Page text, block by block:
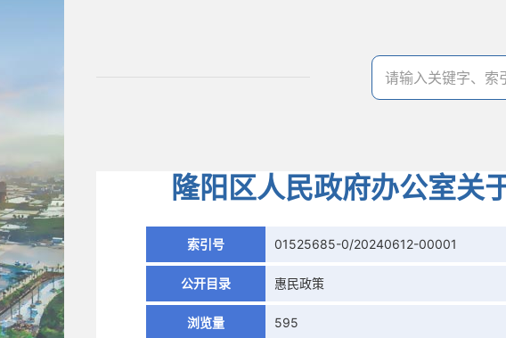
隆阳区人民政府办公室关
索引号 01525685-0/20240612-00001
公开目录 惠民政策
浏览量 595